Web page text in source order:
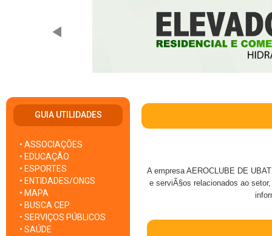
GUIA UTILIDADES
• ASSOCIAÇÕES
• EDUCAÇÃO
• ESPORTES
• ENTIDADES/ONGS
• MAPA
• BUSCA CEP
• SERVIÇOS PÚBLICOS
• SAÚDE
A empresa AEROCLUBE DE
e serviÃ§os relacionados ao